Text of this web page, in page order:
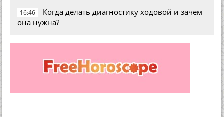
16:46
Когда делать диагностику ходовой и зачем
она нужна?